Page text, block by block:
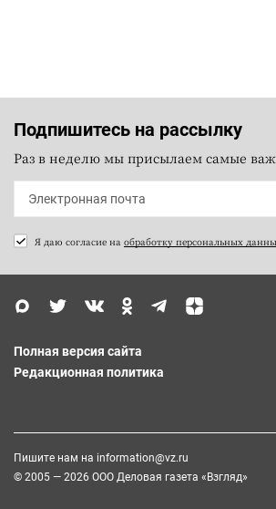
Подпишитесь на рассылку
Раз в неделю мы присылаем самые
Я даю согласие на обработку персональных
Полная версия сайта
Редакционная политика
Пишите нам на information@vz.ru
© 2005 — 2026 ООО Деловая газета «Взгляд»